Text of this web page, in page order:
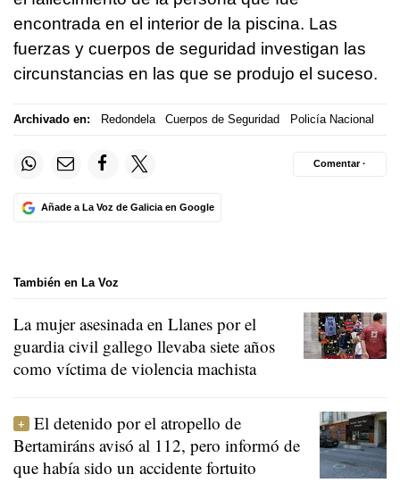
encontrada en el interior de la piscina. Las
fuerzas y cuerpos de seguridad investigan las
circunstancias en las que se produjo el suceso.
Archivado en: Redondela Cuerpos de Seguridad Policía Nacional
Añade a La Voz de Galicia en Google
Comentar ·
También en La Voz
La mujer asesinada en Llanes por el
guardia civil gallego llevaba siete años
como víctima de violencia machista
El detenido por el atropello de
Bertamiráns avisó al 112, pero informó de
que había sido un accidente fortuito